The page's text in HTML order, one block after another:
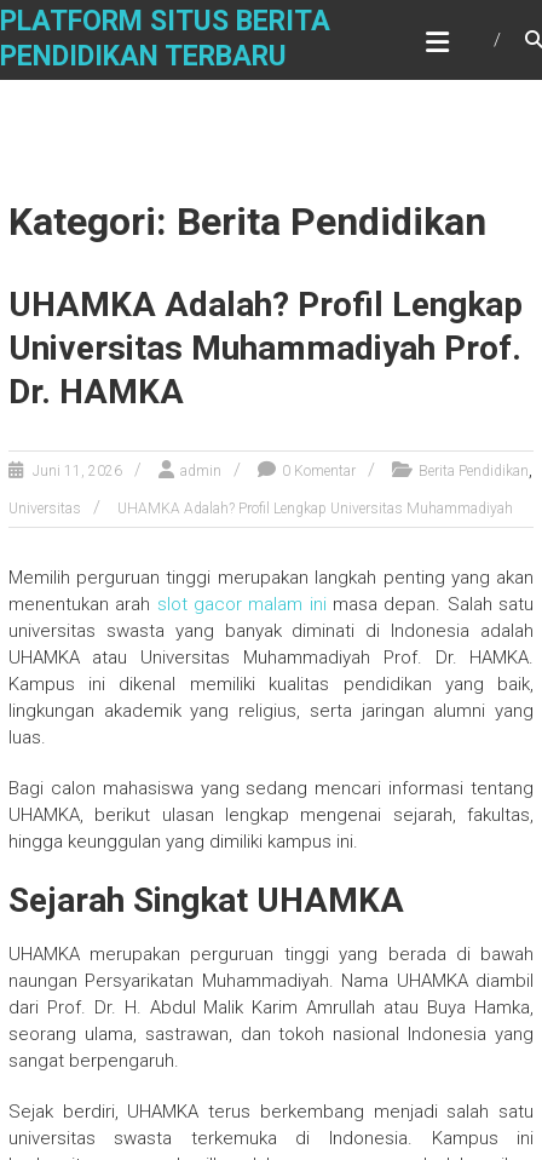
Skip
content
PLATFORM SITUS BERITA
PENDIDIKAN TERBARU
Kategori: Berita Pendidikan
UHAMKA Adalah? Profil Lengkap
Universitas Muhammadiyah Prof.
Dr. HAMKA
Juni 11, 2026 admin 0 Komentar Berita Pendidikan,
Universitas UHAMKA Adalah? Profil Lengkap Universitas Muhammadiyah
Memilih perguruan tinggi merupakan langkah penting yang akan
menentukan arah slot gacor malam inimasa depan. Salah satu
universitas swasta yang banyak diminati di Indonesia adalah
UHAMKA atau Universitas Muhammadiyah Prof. Dr. HAMKA.
Kampus ini dikenal memiliki kualitas pendidikan yang baik,
lingkungan akademik yang religius, serta jaringan alumni yang
luas.
Bagi calon mahasiswa yang sedang mencari informasi tentang
UHAMKA, berikut ulasan lengkap mengenai sejarah, fakultas,
hingga keunggulan yang dimiliki kampus ini.
Sejarah Singkat UHAMKA
UHAMKA merupakan perguruan tinggi yang berada di bawah
naungan Persyarikatan Muhammadiyah. Nama UHAMKA diambil
dari Prof. Dr. H. Abdul Malik Karim Amrullah atau Buya Hamka,
seorang ulama, sastrawan, dan tokoh nasional Indonesia yang
sangat berpengaruh.
Sejak berdiri, UHAMKA terus berkembang menjadi salah satu
universitas swasta terkemuka di Indonesia. Kampus ini